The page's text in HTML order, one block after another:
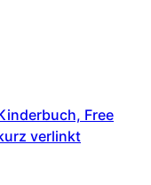
Free
verlinkt